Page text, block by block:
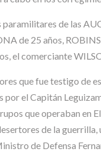
paramilitares de las
de 25 años,
el comerciante
que fue testigo de
por el Capitán
que operaban en
de la
de Defensa